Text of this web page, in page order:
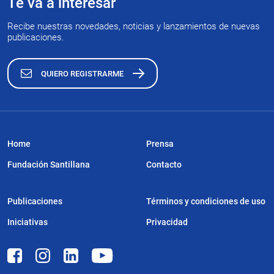
Recibe nuestras novedades, noticias y lanzamientos de nuevas
publicaciones.
QUIERO REGISTRARME
Home
Fundación Santillana
Publicaciones
Iniciativas
Prensa
Contacto
Términos y condiciones de uso
Privacidad